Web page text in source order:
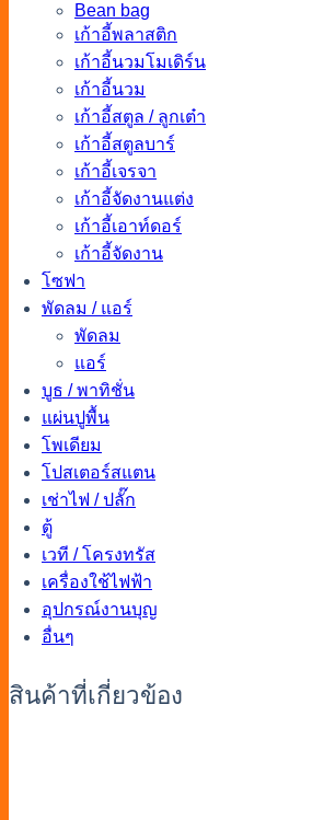
Bean bag
เก้าอี้พลาสติก
เก้าอี้นวมโมเดิร์น
เก้าอี้นวม
เก้าอี้สตูล / ลูกเต๋า
เก้าอี้สตูลบาร์
เก้าอี้เจรจา
เก้าอี้จัดงานแต่ง
เก้าอี้เอาท์ดอร์
เก้าอี้จัดงาน
โซฟา
พัดลม / แอร์
พัดลม
แอร์
บูธ / พาทิชั่น
แผ่นปูพื้น
โพเดียม
โปสเตอร์สแตน
เช่าไฟ / ปลั๊ก
ตู้
เวที / โครงทรัส
เครื่องใช้ไฟฟ้า
อุปกรณ์งานบุญ
อื่นๆ
สินค้าที่เกี่ยวข้อง